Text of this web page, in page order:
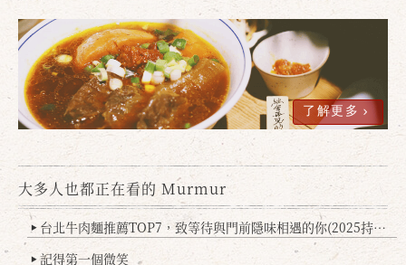
了解更多
大多人也都正在看的 Murmur
▶ 台北牛肉麵推薦TOP7，致等待與門前隱味相遇的你(2025持續更新
▶ 記得第一個微笑